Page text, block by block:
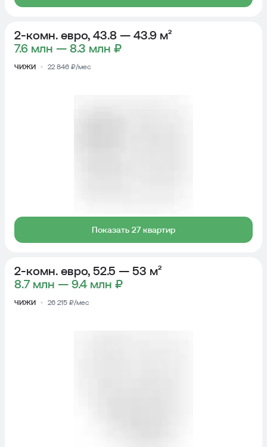
2-комн. евро, 43.8 — 43.9 м²
7.6 млн — 8.3 млн ₽
ЧИЖИ 22 846 ₽/мес
Показать 27 квартир
2-комн. евро, 52.5 — 53 м²
8.7 млн — 9.4 млн ₽
ЧИЖИ 26 215 ₽/мес